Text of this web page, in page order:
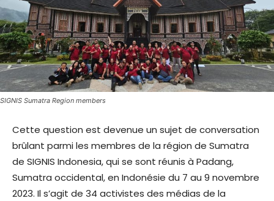
SIGNIS Sumatra Region members
Cette question est devenue un sujet de conversation
brûlant parmi les membres de la région de Sumatra
de SIGNIS Indonesia, qui se sont réunis à Padang,
Sumatra occidental, en Indonésie du 7 au 9 novembre
2023. Il s’agit de 34 activistes des médias de la